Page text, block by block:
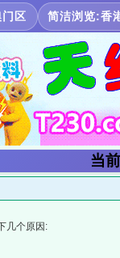
门区 简洁浏览:香
当
几个原因: